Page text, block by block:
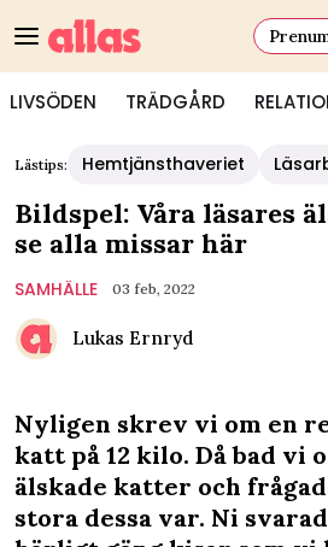
LIVSÖDEN TRÄDGÅRD
Lästips: Hemtjänsthaveriet
Bildspel: Våra läsares
se alla missar här
SAMHÄLLE 03 feb, 2022
Lukas Ernryd
Nyligen skrev vi om en
katt på 12 kilo. Då bad vi
älskade katter och
stora dessa var. Ni